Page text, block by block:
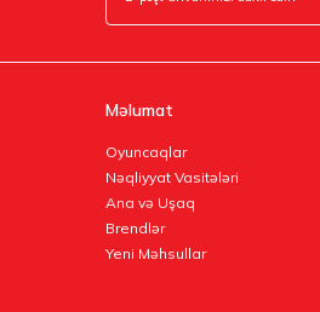
Məlumat
Oyuncaqlar
Nəqliyyat Vasitələri
Ana və Uşaq
Brendlər
Yeni Məhsullar